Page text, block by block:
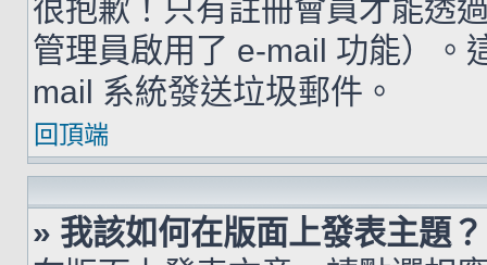
很抱歉！只有註冊會員才能透
管理員啟用了 e-mail 功能）。
mail 系統發送垃圾郵件。
回頂端
» 我該如何在版面上發表主題？